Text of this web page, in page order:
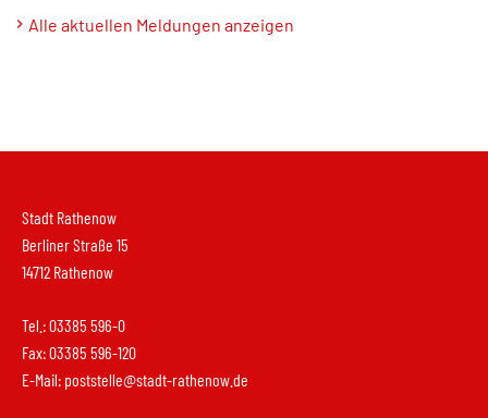
Alle aktuellen Meldungen anzeigen
Stadt Rathenow
Berliner Straße 15
14712 Rathenow
Tel.: 03385 596-0
Fax: 03385 596-120
E-Mail: poststelle@stadt-rathenow.de